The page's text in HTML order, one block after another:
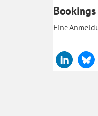
Bookings
Eine